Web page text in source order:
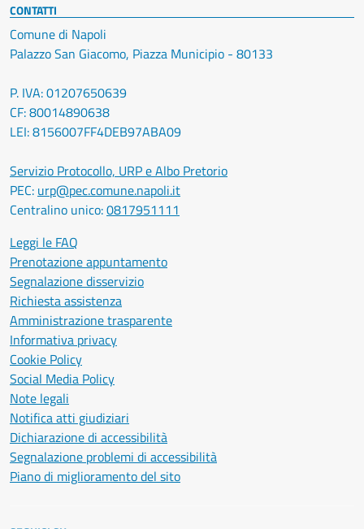
CONTATTI
Comune di Napoli
Palazzo San Giacomo, Piazza Municipio - 80133
P. IVA: 01207650639
CF: 80014890638
LEI: 8156007FF4DEB97ABA09
Servizio Protocollo, URP e Albo Pretorio
PEC: urp@pec.comune.napoli.it
Centralino unico:0817951111
Leggi le FAQ
Prenotazione appuntamento
Segnalazione disservizio
Richiesta assistenza
Amministrazione trasparente
Informativa privacy
Cookie Policy
Social Media Policy
Note legali
Notifica atti giudiziari
Dichiarazione di accessibilità
Segnalazione problemi di accessibilità
Piano di miglioramento del sito